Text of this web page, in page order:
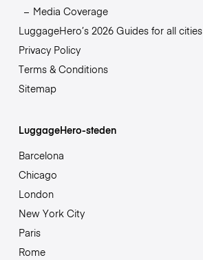
Media Coverage
LuggageHero’s 2026 Guides for all cities
Privacy Policy
Terms & Conditions
Sitemap
LuggageHero-steden
Barcelona
Chicago
London
New York City
Paris
Rome